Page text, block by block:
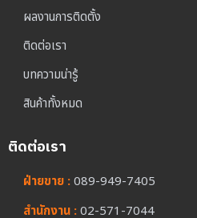
ผลงานการติดตั้ง
ติดต่อเรา
บทความน่ารู้
สินค้าทั้งหมด
ติดต่อเรา
ฝ่ายขาย :089-949-7405
สำนักงาน :02-571-7044